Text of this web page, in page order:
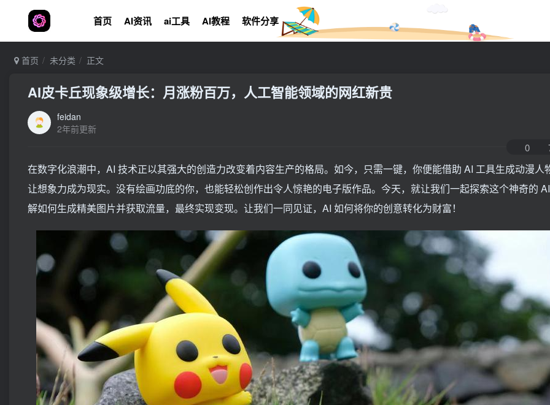
首页 AI资讯 ai工具 AI教程 软件分享
首页 未分类 正文
AI皮卡丘现象级增长：月涨粉百万，人工智能领域的网红新贵
feidan
2年前更新
0
在数字化浪潮中，AI 技术正以其强大的创造力改变着内容生产的格局。如今，只需一键，你便能借助 AI 工具生成动漫人
让想象力成为现实。没有绘画功底的你，也能轻松创作出令人惊艳的电子版作品。今天，就让我们一起探索这个神奇的
解如何生成精美图片并获取流量，最终实现变现。让我们一同见证，AI 如何将你的创意转化为财富！